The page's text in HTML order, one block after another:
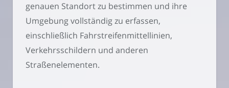
genauen Standort zu bestimmen und ihre
Umgebung vollständig zu erfassen,
einschließlich Fahrstreifenmittellinien,
Verkehrsschildern und anderen
Straßenelementen.